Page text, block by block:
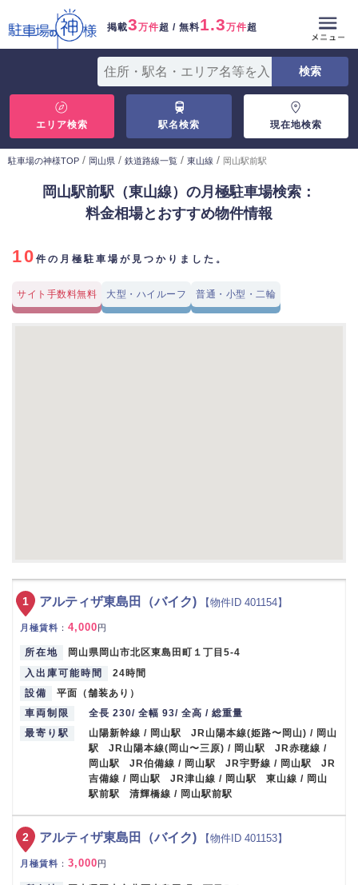
掲載3万件超 / 無料1.3万件超
エリア検索 駅名検索 現在地検索
駐車場の神様TOP / 岡山県 / 鉄道路線一覧 / 東山線 / 岡山駅前駅
岡山駅前駅（東山線）の月極駐車場検索：
料金相場とおすすめ物件情報
10 件の月極駐車場が見つかりました。
サイト手数料無料 大型・ハイルーフ 普通・小型・二輪
アルティザ東島田（バイク) 【物件ID 401154】
月極賃料 ： 4,000円
所在地
岡山県岡山市北区東島田町１丁目5-4
入出庫可能時間
24時間
設備
平面（舗装あり）
車両制限
全長 230/ 全幅 93/ 全高 / 総重量
最寄り駅
山陽新幹線 / 岡山駅 JR山陽本線(姫路〜岡山) / 岡山
駅 JR山陽本線(岡山〜三原) / 岡山駅 JR赤穂線 /
岡山駅 JR伯備線 / 岡山駅 JR宇野線 / 岡山駅 JR
吉備線 / 岡山駅 JR津山線 / 岡山駅 東山線 / 岡山
駅前駅 清輝橋線 / 岡山駅前駅
1
アルティザ東島田（バイク) 【物件ID 401153】
月極賃料 ： 3,000 円
2